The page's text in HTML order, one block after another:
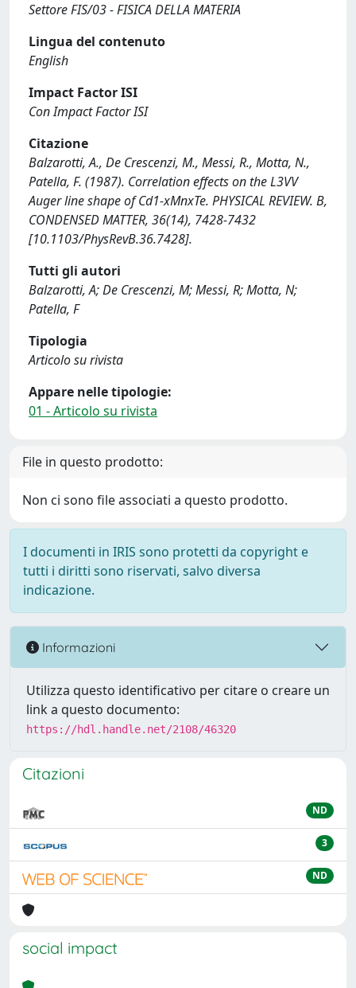
Settore FIS/03 - FISICA DELLA MATERIA
Lingua del contenuto
English
Impact Factor ISI
Con Impact Factor ISI
Citazione
Balzarotti, A., De Crescenzi, M., Messi, R., Motta, N.,
Patella, F. (1987). Correlation effects on the L3VV
Auger line shape of Cd1-xMnxTe. PHYSICAL REVIEW. B,
CONDENSED MATTER, 36(14), 7428-7432
[10.1103/PhysRevB.36.7428].
Tutti gli autori
Balzarotti, A; De Crescenzi, M; Messi, R; Motta, N;
Patella, F
Tipologia
Articolo su rivista
Appare nelle tipologie:
01 - Articolo su rivista
File in questo prodotto:
Non ci sono file associati a questo prodotto.
I documenti in IRIS sono protetti da copyright e
tutti i diritti sono riservati, salvo diversa
indicazione.
Informazioni
Utilizza questo identificativo per citare o creare un
link a questo documento:
https://hdl.handle.net/2108/46320
Citazioni
ND
3
ND
social impact